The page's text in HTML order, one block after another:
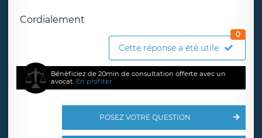
Cordialement
Cette réponse a été utile
0
Bénéficiez de 20min de consultation offerte avec un
avocat. En profiter
POSEZ VOTRE QUESTION